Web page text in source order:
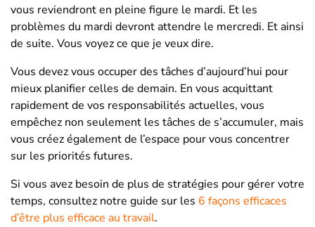
vous reviendront en pleine figure le mardi. Et les
problèmes du mardi devront attendre le mercredi. Et ainsi
de suite. Vous voyez ce que je veux dire.
Vous devez vous occuper des tâches d’aujourd’hui pour
mieux planifier celles de demain. En vous acquittant
rapidement de vos responsabilités actuelles, vous
empêchez non seulement les tâches de s’accumuler, mais
vous créez également de l’espace pour vous concentrer
sur les priorités futures.
Si vous avez besoin de plus de stratégies pour gérer votre
temps, consultez notre guide sur les 6 façons efficaces
d’être plus efficace au travail.